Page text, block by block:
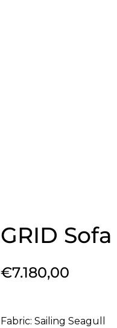
GRID Sofa
€7.180,00
Fabric: Sailing Seagull